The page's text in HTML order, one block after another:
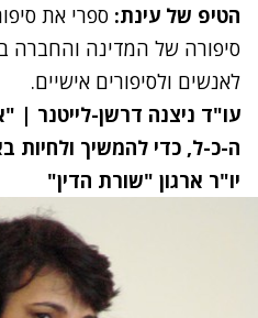
הטיפ של עינת: ספרי את
סיפורה של המדינה והחברה
לאנשים ולסיפורים אישיים.
עו"ד ניצנה דרשן-לייטנר |
ה-כ-ל, כדי להמשיך ולחיות
יו"ר ארגון "שורת הדין"